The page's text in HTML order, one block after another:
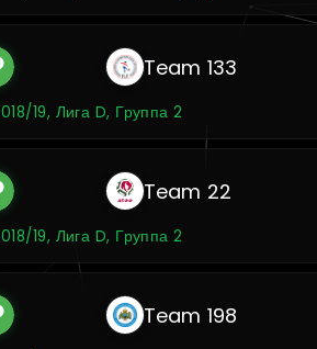
Team 133
19, Лига D, Группа 2
Team 22
19, Лига D, Группа 2
Team 198